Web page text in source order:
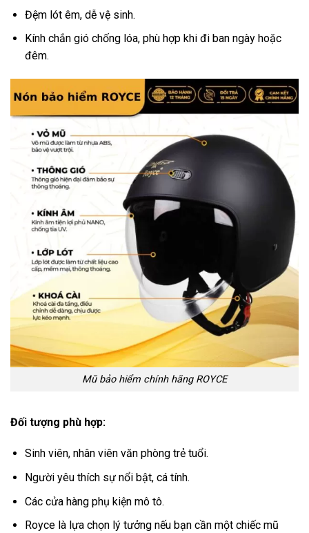
Đệm lót êm, dễ vệ sinh.
Kính chắn gió chống lóa, phù hợp khi đi ban ngày hoặc
đêm.
Mũ bảo hiểm chính hãng ROYCE
Đối tượng phù hợp:
Sinh viên, nhân viên văn phòng trẻ tuổi.
Người yêu thích sự nổi bật, cá tính.
Các cửa hàng phụ kiện mô tô.
Royce là lựa chọn lý tưởng nếu bạn cần một chiếc mũ